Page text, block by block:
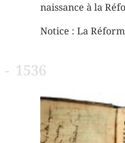
naissance à la
Notice : La
1536